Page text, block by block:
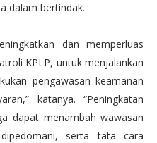
dalam bertindak.
dan memperluas
KPLP, untuk menjalankan
pengawasan keamanan
katanya. “Peningkatan
dapat menambah wawasan
serta tata cara